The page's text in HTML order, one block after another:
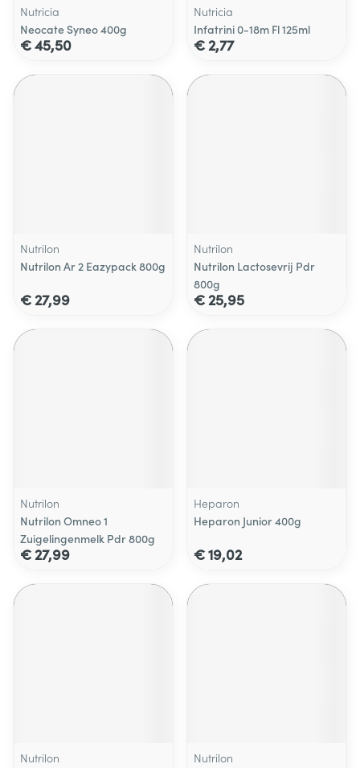
Nutricia
Neocate Syneo 400g
€ 45,50
Nutricia
Infatrini 0-18m Fl 125ml
€ 2,77
Nutrilon
Nutrilon Ar 2 Eazypack 800g
€ 27,99
Nutrilon
Nutrilon Lactosevrij Pdr
800g
€ 25,95
Nutrilon
Nutrilon Omneo 1
Zuigelingenmelk Pdr 800g
€ 27,99
Heparon
Heparon Junior 400g
€ 19,02
Nutrilon
Nutrilon